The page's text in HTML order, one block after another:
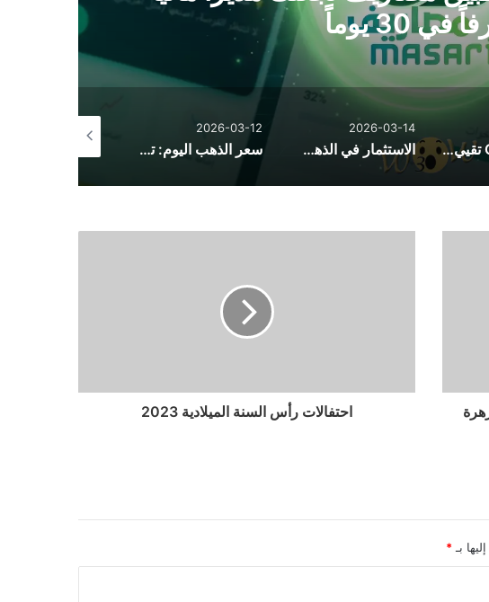
30 يوماً
Colbari.com تقيي: رؤى حول الحسابات والأدوات والتكنولوجيا
2026-03-14
الاستثمار في الذهب: كيف تكتسح تقلبات الأسواق وتحقق أعلى عائد في أوقات الأزمات
2026-03-12
سعر الذهب اليوم: تحديث لحظي شامل لأسعار الذهب عالمياً وفي مصر والسعودية مع توقعات 2026
2026-02-15
احتفالات رأس السنة الميلادية 2023
بـ *